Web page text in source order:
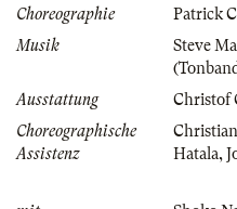
Choreographie
Patrick
Musik
Steve
Ausstattung
Christof
Choreographische
Assistenz
Hatala,